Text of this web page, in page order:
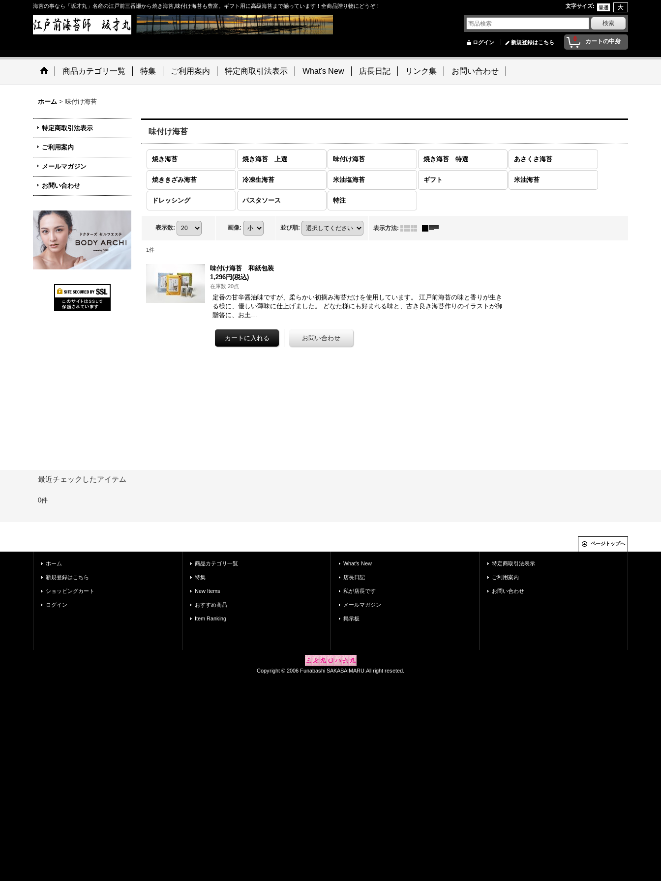
海苔の事なら「坂才丸」名産の江戸前三番瀬から焼き海苔,味付け海苔も豊富。ギフト用に高級海苔まで揃っています！全商品贈り物にどうぞ！ 文字サイズ:
0 カートの中身
ログイン 新規登録はこちら
商品カテゴリ一覧 特集 ご利用案内 特定商取引法表示 What's New 店長日記 リンク集 お問い合わせ
ホーム > 味付け海苔
特定商取引法表示
ご利用案内
メールマガジン
お問い合わせ
味付け海苔
焼き海苔 焼き海苔 上選 味付け海苔 焼き海苔 特選 あさくさ海苔
焼ききざみ海苔 冷凍生海苔 米油塩海苔 ギフト 米油海苔
ドレッシング パスタソース 特注
表示数: 画像: 並び順: 表示方法:
1件
味付け海苔 和紙包装
1,296円(税込)
在庫数 20点
定番の甘辛醤油味ですが、柔らかい初摘み海苔だけを使用しています。 江戸前海苔の味と香りが生き
る様に、優しい薄味に仕上げました。 どなた様にも好まれる味と、古き良き海苔作りのイラストが御
贈答に、お土…
最近チェックしたアイテム
0件
ページトップへ
ホーム
新規登録はこちら
ショッピングカート
ログイン
商品カテゴリ一覧
特集
New Items
おすすめ商品
Item Ranking
What's New
店長日記
私が店長です
メールマガジン
掲示板
特定商取引法表示
ご利用案内
お問い合わせ
Copyright © 2006 Funabashi SAKASAIMARU.All right reseted.